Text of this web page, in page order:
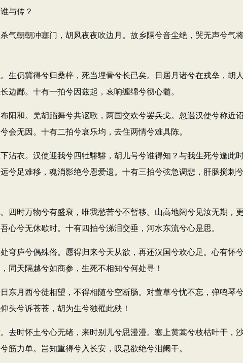
与传？
朝朝冲塞门，胡风夜夜吹边月。故乡隔兮音尘绝，哭无声兮气
仍冀得兮归桑梓，死当埋骨兮长已矣。日居月诸兮在戎垒，胡
边鄙。十有一拍兮因兹起，哀响缠绵兮彻心髓。
和。羌胡蹈舞兮共讴歌，两国交欢兮罢兵戈。忽遇汉使兮称近
会无因。十有二拍兮哀乐均，去住两情兮难具陈。
衣。汉使迎我兮四牡騑騑，胡儿号兮谁得知？与我生死兮逢此
兮足难移，魂消影绝兮恩爱遗。十有三拍兮弦急调悲，肝肠搅刺
时万物兮有盛衰，唯我愁苦兮不暂移。山高地阔兮见汝无期，
心兮无休歇时。十有四拍兮涕泪交垂，河水东流兮心是思。
庐兮偶殊俗。愿得归来兮天从欲，再还汉国兮欢心足。心有怀兮
同天隔越兮如商参，生死不相知兮何处寻！
月西兮徒相望，不得相随兮空断肠。对萱草兮忧不忘，弹鸣琴兮
头兮诉苍苍，胡为生兮独罹此殃！
时怀土兮心无绪，来时别儿兮思漫漫。塞上黄蒿兮枝枯叶干，
筋力单。岂知重得兮入长安，叹息欲绝兮泪阑干。